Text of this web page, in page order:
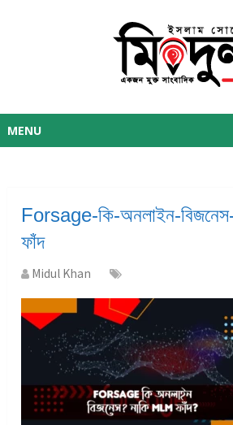
MENU
Forsage-কি-অনলাইন-
ফাঁদ
Midul Khan